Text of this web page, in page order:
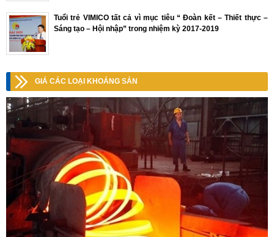
Tuổi trẻ VIMICO tất cả vì mục tiêu “ Đoàn kết – Thiết thực –
Sáng tạo – Hội nhập” trong nhiệm kỳ 2017-2019
GIÁ CÁC LOẠI KHOÁNG SẢN